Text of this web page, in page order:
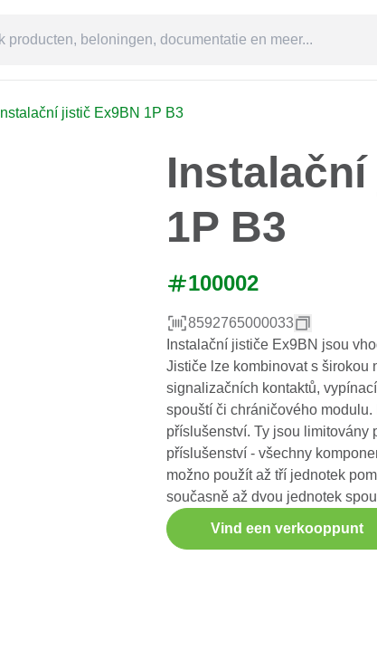
Instalační jistič Ex9BN 1P B3
1P B3
100002
8592765000033
Instalační jističe Ex9BN jsou
Jističe lze kombinovat s širokou
signalizačních kontaktů,
spouští či chráničového
příslušenství. Ty jsou limitovány
příslušenství - všechny
možno použít až tří jednotek
současně až dvou jednotek
Vind een verkooppunt